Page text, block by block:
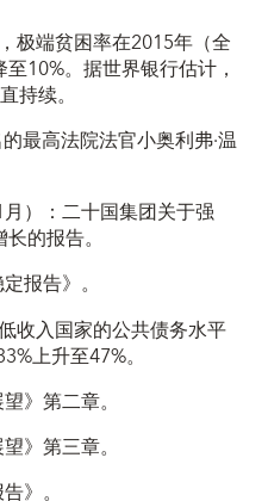
极端贫困率在2015年（全
10%。据世界银行估计，
持续。
最高法院法官小奥利弗·温
）：二十国集团关于强
的报告。
报告》。
收入国家的公共债务水平
上升至47%。
》第二章。
》第三章。
》。